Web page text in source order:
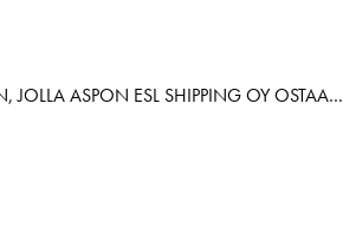
JOLLA ASPON ESL SHIPPING OY OSTAA…